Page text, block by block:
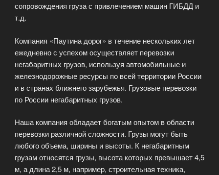
сопровождения груза с привлечением машин ГИБДД и
т.д.
Компания «Паутина дорог» в течение нескольких лет
ежедневно с успехом осуществляет перевозки
негабаритных грузов, используя автомобильные и
железнодорожные ресурсы по всей территории России
и в странах ближнего зарубежья. Грузовые перевозки
по России негабаритных грузов.
Наша компания обладает богатым опытом в области
перевозки различной сложности. Грузы могут быть
любого объема, ширины и высоты. К негабаритным
грузам относятся грузы, высота которых превышает 4,5
м, а длина 2,5 м, например, строительная техника,